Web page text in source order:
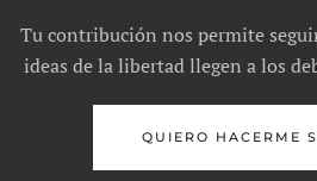
Tu contribución nos permite
ideas de la libertad llegen a los
QUIERO HACERME